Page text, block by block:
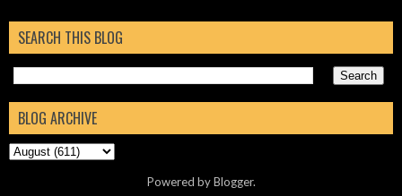
SEARCH THIS BLOG
BLOG ARCHIVE
Powered byBlogger.